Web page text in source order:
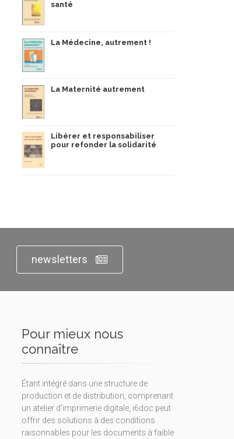
santé
La Médecine, autrement !
La Maternité autrement
Libérer et responsabiliser
pour refonder la solidarité
newsletters
Pour mieux nous
connaître
Étant intégré dans une structure de
production et de distribution, comprenant
un atelier d'imprimerie digitale, i6doc peut
offrir des solutions à des conditions
raisonnables pour les documents à faible